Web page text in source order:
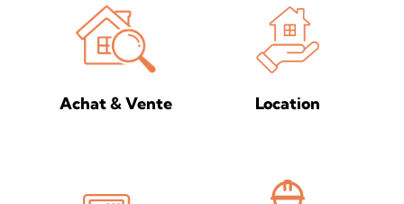
Achat & Vente Location